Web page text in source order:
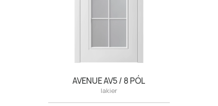
AVENUE AV5 / 8 PÓL
lakier